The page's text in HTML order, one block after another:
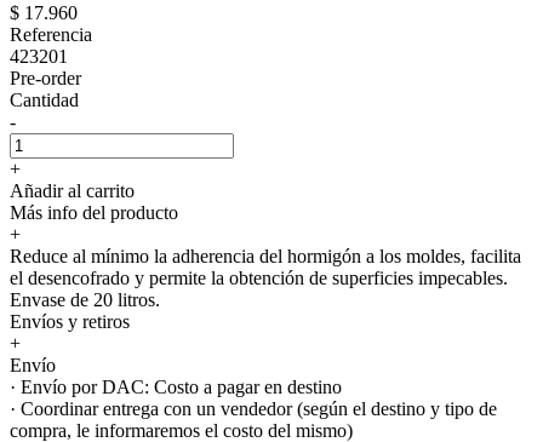
$ 17.960
Referencia
423201
Pre-order
Cantidad
-
+
Añadir al carrito
Más info del producto
+
Reduce al mínimo la adherencia del hormigón a los moldes, facilita
el desencofrado y permite la obtención de superficies impecables.
Envase de 20 litros.
Envíos y retiros
+
Envío
· Envío por DAC: Costo a pagar en destino
· Coordinar entrega con un vendedor (según el destino y tipo de
compra, le informaremos el costo del mismo)